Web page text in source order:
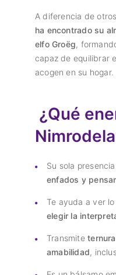
A diferencia de
ha encontrado su
elfo Groëg,
capaz de equilibrar
acogen en su hogar.
¿Qué
Su sola presencia
enfados y
Te ayuda a ver
elegir la
Transmite
amabilidad,